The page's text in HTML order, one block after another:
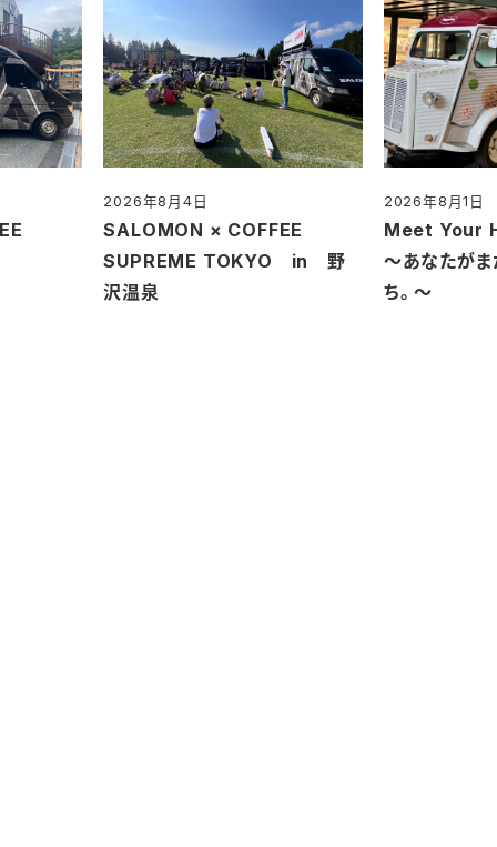
SALOMON × COFFEE
SUPREME TOKYO in 野
沢温泉
2026年8月4日
Meet Your
～あなたがま
ち。～
2026年8月1日